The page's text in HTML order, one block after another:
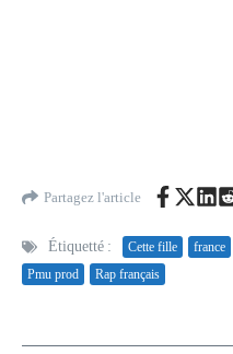
Partagez l'article
Étiquetté : Cette fille france
Pmu prod
Rap français